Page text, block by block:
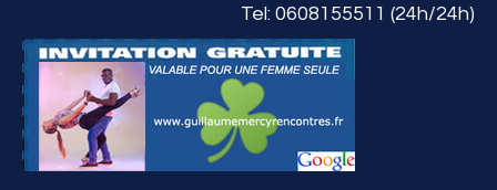
Tel: 0608155511 (24h/24h)